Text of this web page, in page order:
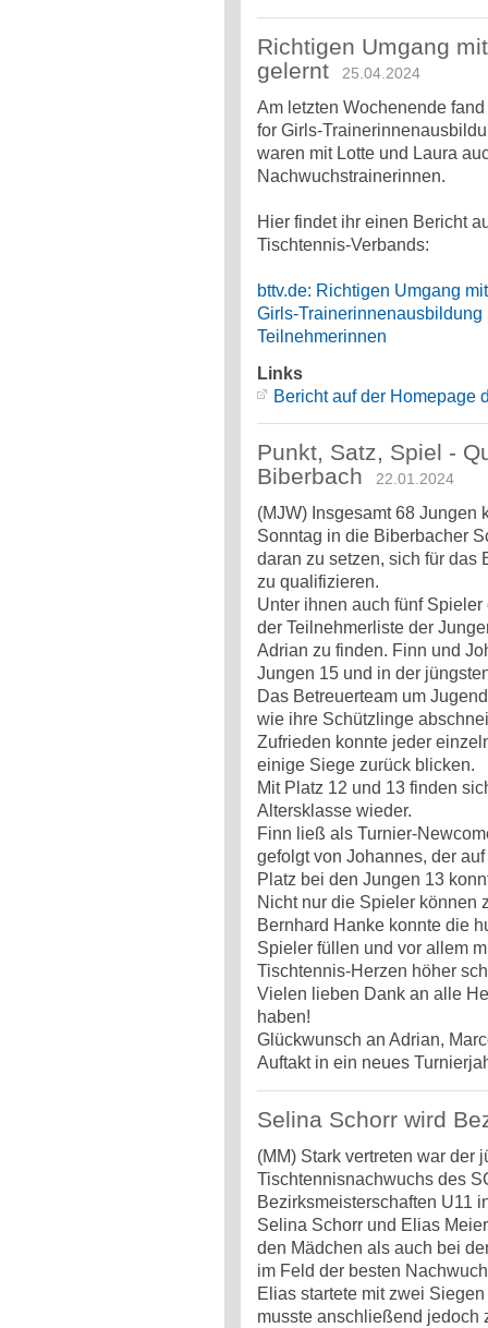
Richtigen Umgang
gelernt 25.04.2024
Am letzten Wochenende
for Girls-
waren mit Lotte und Laura
Nachwuchstrainerinnen.
Hier findet ihr einen Bericht
Tischtennis-Verbands:
bttv.de: Richtigen Umgang
Girls-
Teilnehmerinnen
Links
Bericht auf der Homepage
Punkt, Satz, Spiel -
Biberbach 22.01.2024
(MJW) Insgesamt 68 Jungen
Sonntag in die Biberbacher
daran zu setzen, sich für das
zu qualifizieren.
Unter ihnen auch fünf
der Teilnehmerliste der
Adrian zu finden. Finn und
Jungen 15 und in der
Das Betreuerteam um
wie ihre Schützlinge
Zufrieden konnte jeder
einige Siege zurück blicken.
Mit Platz 12 und 13 finden
Altersklasse wieder.
Finn ließ als Turnier-
gefolgt von Johannes, der
Platz bei den Jungen 13
Nicht nur die Spieler können
Bernhard Hanke konnte die
Spieler füllen und vor allem
Tischtennis-Herzen höher
Vielen lieben Dank an alle
haben!
Glückwunsch an Adrian,
Auftakt in ein neues
Selina Schorr wird
(MM) Stark vertreten war der
Tischtennisnachwuchs des
Bezirksmeisterschaften U11
Selina Schorr und Elias
den Mädchen als auch bei
im Feld der besten
Elias startete mit zwei
musste anschließend jedoch